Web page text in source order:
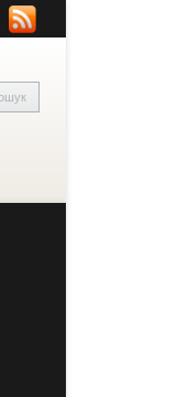
Тернопільщини